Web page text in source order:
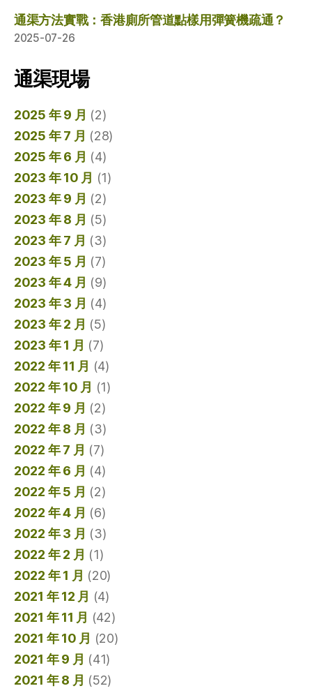
通渠方法實戰：香港廁所管道點樣用彈簧機疏通？
2025-07-26
通渠現場
2025 年 9 月 (2)
2025 年 7 月 (28)
2025 年 6 月 (4)
2023 年 10 月 (1)
2023 年 9 月 (2)
2023 年 8 月 (5)
2023 年 7 月 (3)
2023 年 5 月 (7)
2023 年 4 月 (9)
2023 年 3 月 (4)
2023 年 2 月 (5)
2023 年 1 月 (7)
2022 年 11 月 (4)
2022 年 10 月 (1)
2022 年 9 月 (2)
2022 年 8 月 (3)
2022 年 7 月 (7)
2022 年 6 月 (4)
2022 年 5 月 (2)
2022 年 4 月 (6)
2022 年 3 月 (3)
2022 年 2 月 (1)
2022 年 1 月 (20)
2021 年 12 月 (4)
2021 年 11 月 (42)
2021 年 10 月 (20)
2021 年 9 月 (41)
2021 年 8 月 (52)